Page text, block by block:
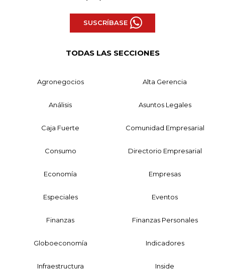
SUSCRÍBASE
TODAS LAS SECCIONES
Agronegocios Alta Gerencia
Análisis Asuntos Legales
Caja Fuerte Comunidad Empresarial
Consumo Directorio Empresarial
Economía Empresas
Especiales Eventos
Finanzas Finanzas Personales
Globoeconomía Indicadores
Infraestructura Inside